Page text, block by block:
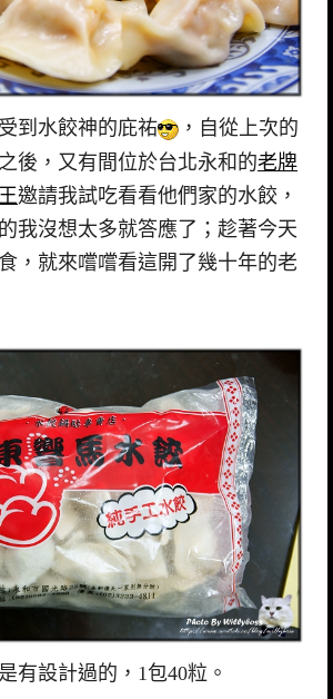
水餃神的庇祐
，自從上次的
之後，又有間位於台北永和的老牌
邀請我試吃看看他們家的水餃，
我沒想太多就答應了；趁著今天
，就來嚐嚐看這開了幾十年的老
設計過的，1包40粒。